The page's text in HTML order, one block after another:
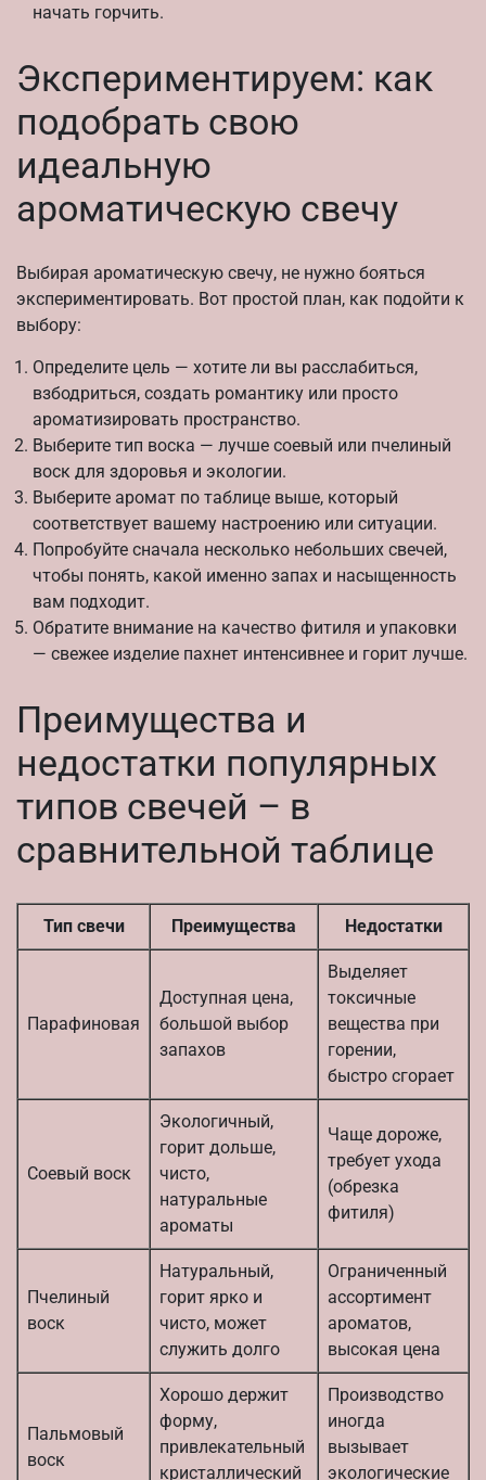
начать горчить.
Экспериментируем: как
подобрать свою
идеальную
ароматическую свечу
Выбирая ароматическую свечу, не нужно бояться
экспериментировать. Вот простой план, как подойти к
выбору:
Определите цель — хотите ли вы расслабиться,
взбодриться, создать романтику или просто
ароматизировать пространство.
Выберите тип воска — лучше соевый или пчелиный
воск для здоровья и экологии.
Выберите аромат по таблице выше, который
соответствует вашему настроению или ситуации.
Попробуйте сначала несколько небольших свечей,
чтобы понять, какой именно запах и насыщенность
вам подходит.
Обратите внимание на качество фитиля и упаковки
— свежее изделие пахнет интенсивнее и горит лучше.
Преимущества и
недостатки популярных
типов свечей – в
сравнительной таблице
Тип свечи Преимущества Недостатки
Парафиновая
Доступная цена,
большой выбор
запахов
Выделяет
токсичные
вещества при
горении,
быстро сгорает
Соевый воск
Экологичный,
горит дольше,
чисто,
натуральные
ароматы
Чаще дороже,
требует ухода
(обрезка
фитиля)
Пчелиный
воск
Натуральный,
горит ярко и
чисто, может
служить долго
Ограниченный
ассортимент
ароматов,
высокая цена
Пальмовый
воск
Хорошо держит
форму,
привлекательный
кристаллический
Производство
иногда
вызывает
экологические